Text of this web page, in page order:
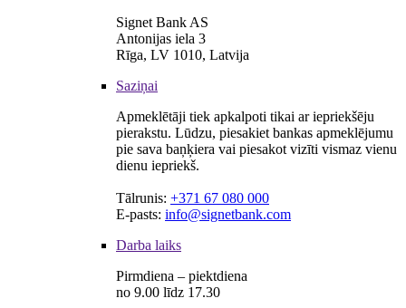
Signet Bank AS
Antonijas iela 3
Rīga, LV 1010, Latvija
Saziņai
Apmeklētāji tiek apkalpoti tikai ar iepriekšēju
pierakstu. Lūdzu, piesakiet bankas apmeklējumu
pie sava baņķiera vai piesakot vizīti vismaz vienu
dienu iepriekš.
Tālrunis: +371 67 080 000
E-pasts: info@signetbank.com
Darba laiks
Pirmdiena – piektdiena
no 9.00 līdz 17.30